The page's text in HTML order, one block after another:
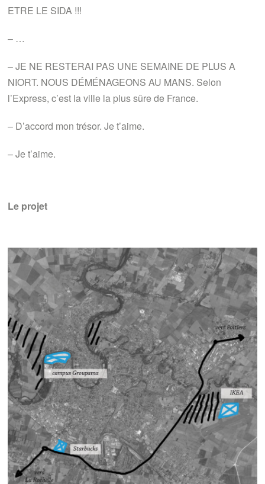
ETRE LE SIDA !!!
– …
– JE NE RESTERAI PAS UNE SEMAINE DE PLUS A
NIORT. NOUS DÉMÉNAGEONS AU MANS. Selon
l’Express, c’est la ville la plus sûre de France.
– D’accord mon trésor. Je t’aime.
– Je t’aime.
Le projet